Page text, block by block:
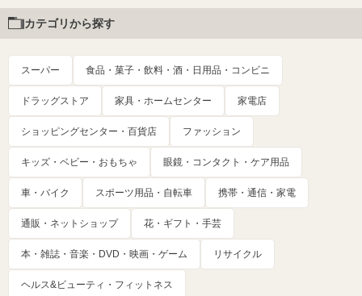
カテゴリから探す
スーパー 食品・菓子・飲料・酒・日用品・コンビニ
ドラッグストア 家具・ホームセンター 家電店
ショッピングセンター・百貨店 ファッション
キッズ・ベビー・おもちゃ 眼鏡・コンタクト・ケア用品
車・バイク スポーツ用品・自転車 携帯・通信・家電
通販・ネットショップ 花・ギフト・手芸
本・雑誌・音楽・DVD・映画・ゲーム リサイクル
ヘルス&ビューティ・フィットネス